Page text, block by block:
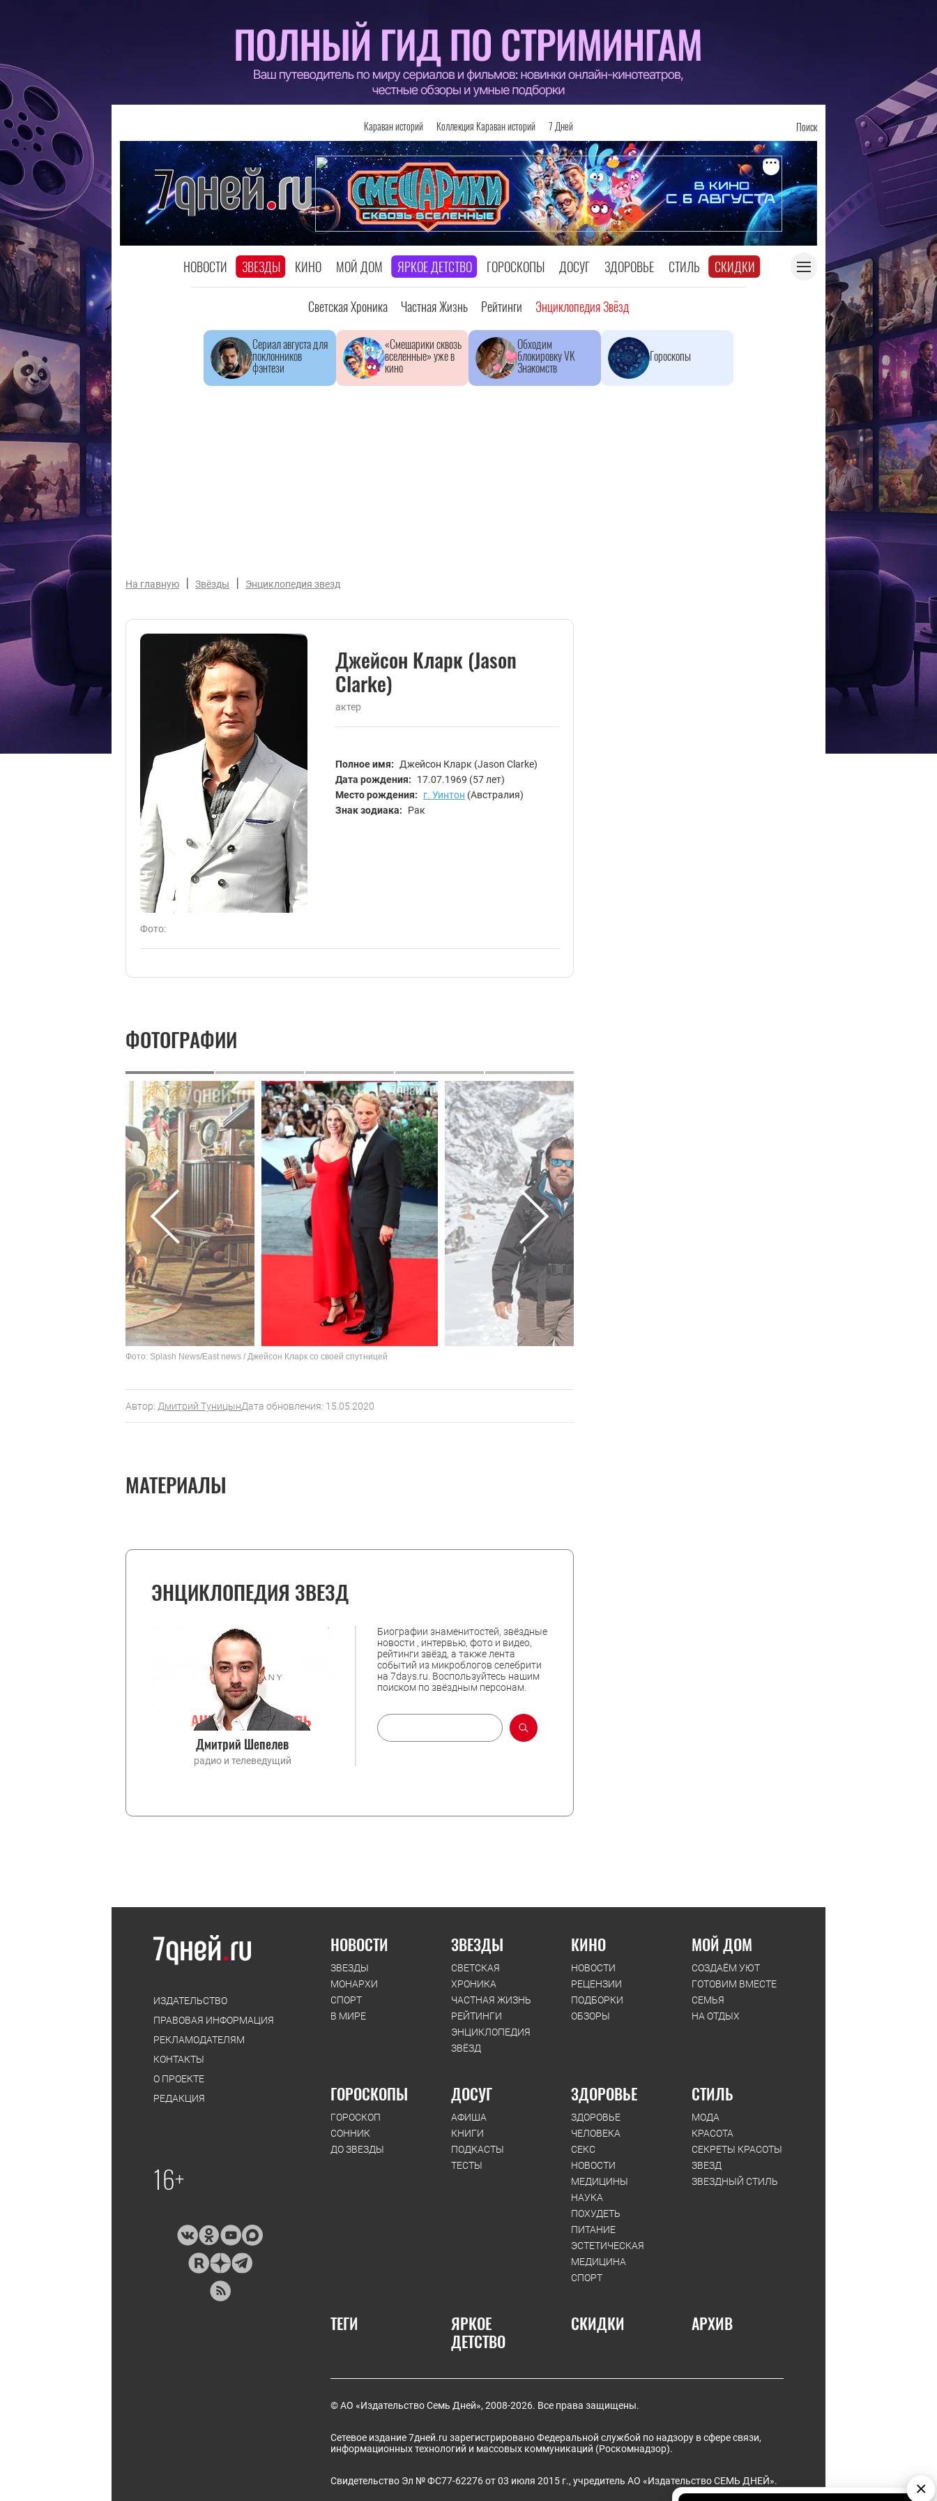
Караван историй Коллекция Караван историй 7 Дней Поиск
НОВОСТИ ЗВЕЗДЫ КИНО МОЙ ДОМ ЯРКОЕ ДЕТСТВО ГОРОСКОПЫ ДОСУГ ЗДОРОВЬЕ СТИЛЬ СКИДКИ
Светская Хроника Частная Жизнь Рейтинги Энциклопедия Звёзд
Сериал августа для
поклонников
фэнтези
«Смешарики сквозь
вселенные» уже в
кино
Обходим
блокировку VK
Знакомств
Гороскопы
На главную | Звёзды | Энциклопедия звезд
Фото:
Джейсон Кларк (Jason
Clarke)
актер
Полное имя:
Джейсон Кларк (Jason Clarke)
Дата рождения:
17.07.1969 (57 лет)
Место рождения:
г. Уинтон (Австралия)
Знак зодиака:
Рак
ФОТОГРАФИИ
Фото: Splash News/East news / Джейсон Кларк со своей спутницей
Автор: Дмитрий ТуницынДата обновления: 15.05.2020
МАТЕРИАЛЫ
ЭНЦИКЛОПЕДИЯ ЗВЕЗД
Дмитрий Шепелев
радио и телеведущий
Биографии знаменитостей, звёздные
новости , интервью, фото и видео,
рейтинги звёзд, а также лента
событий из микроблогов селебрити
на 7days.ru. Воспользуйтесь нашим
поиском по звёздным персонам.
ИЗДАТЕЛЬСТВО
ПРАВОВАЯ ИНФОРМАЦИЯ
РЕКЛАМОДАТЕЛЯМ
КОНТАКТЫ
О ПРОЕКТЕ
РЕДАКЦИЯ
16+
НОВОСТИ
ЗВЕЗДЫ
МОНАРХИ
СПОРТ
В МИРЕ
ЗВЕЗДЫ
СВЕТСКАЯ
ХРОНИКА
ЧАСТНАЯ ЖИЗНЬ
РЕЙТИНГИ
ЭНЦИКЛОПЕДИЯ
ЗВЁЗД
КИНО
НОВОСТИ
РЕЦЕНЗИИ
ПОДБОРКИ
ОБЗОРЫ
МОЙ ДОМ
СОЗДАЁМ УЮТ
ГОТОВИМ ВМЕСТЕ
СЕМЬЯ
НА ОТДЫХ
ГОРОСКОПЫ
ГОРОСКОП
СОННИК
ДО ЗВЕЗДЫ
ДОСУГ
АФИША
КНИГИ
ПОДКАСТЫ
ТЕСТЫ
ЗДОРОВЬЕ
ЗДОРОВЬЕ
ЧЕЛОВЕКА
СЕКС
НОВОСТИ
МЕДИЦИНЫ
НАУКА
ПОХУДЕТЬ
ПИТАНИЕ
ЭСТЕТИЧЕСКАЯ
МЕДИЦИНА
СПОРТ
СТИЛЬ
МОДА
КРАСОТА
СЕКРЕТЫ КРАСОТЫ
ЗВЕЗД
ЗВЕЗДНЫЙ СТИЛЬ
ТЕГИ
ЯРКОЕ
ДЕТСТВО
СКИДКИ АРХИВ
© АО «Издательство Семь Дней», 2008-2026. Все права защищены.
Сетевое издание 7дней.ru зарегистрировано Федеральной службой по надзору в сфере связи,
информационных технологий и массовых коммуникаций (Роскомнадзор).
Свидетельство Эл № ФС77-62276 от 03 июля 2015 г., учредитель АО «Издательство СЕМЬ ДНЕЙ». ×